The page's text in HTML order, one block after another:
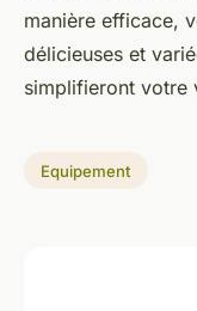
manière efficace,
délicieuses et
simplifieront votre
Equipement